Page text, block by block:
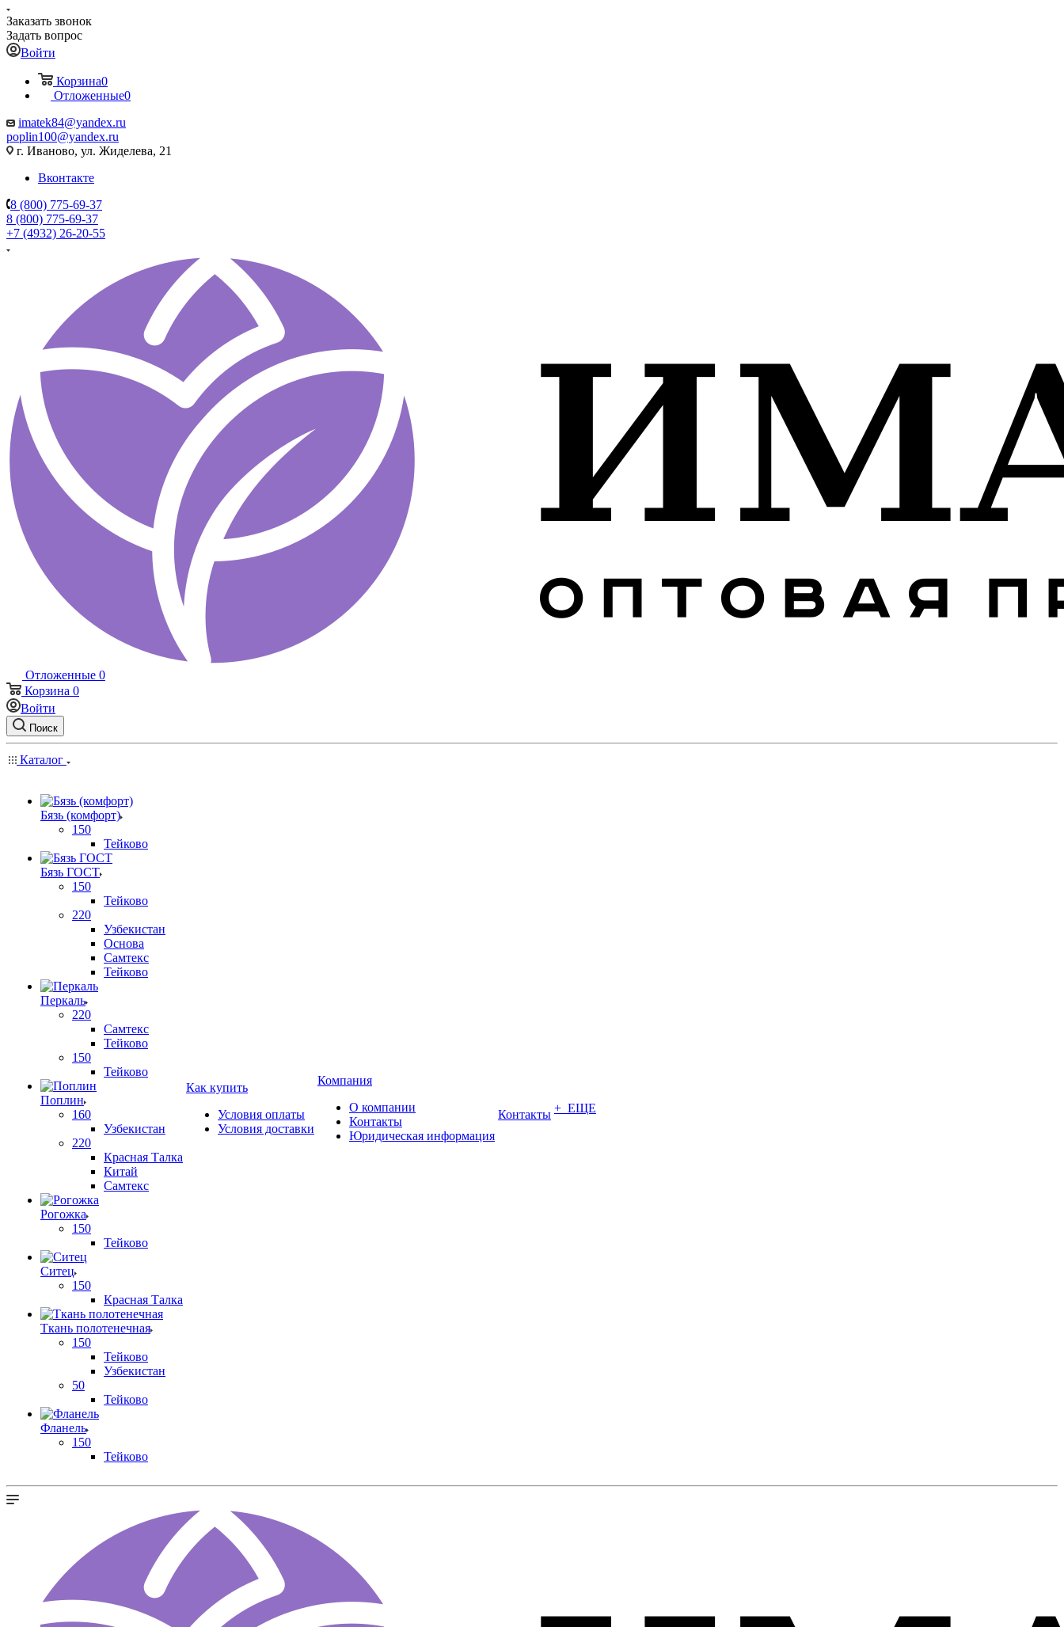
Заказать звонок
Задать вопрос
Войти
Корзина0
Отложенные0
imatek84@yandex.ru
poplin100@yandex.ru
г. Иваново, ул. Жиделева, 21
Вконтакте
8 (800) 775-69-37
8 (800) 775-69-37
+7 (4932) 26-20-55
Отложенные 0
Корзина 0
Войти
Поиск
Каталог
Бязь (комфорт)
150
Тейково
Бязь ГОСТ
150
Тейково
220
Узбекистан
Основа
Самтекс
Тейково
Перкаль
220
Самтекс
Тейково
150
Тейково
Поплин
160
Узбекистан
220
Красная Талка
Китай
Самтекс
Рогожка
150
Тейково
Ситец
150
Красная Талка
Ткань полотенечная
150
Тейково
Узбекистан
50
Тейково
Фланель
150
Тейково
Как купить
Условия оплаты
Условия доставки
Компания
О компании
Контакты
Юридическая информация
Контакты + ЕЩЕ